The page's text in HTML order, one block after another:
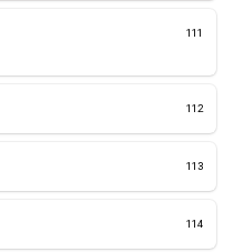
111
112
113
114